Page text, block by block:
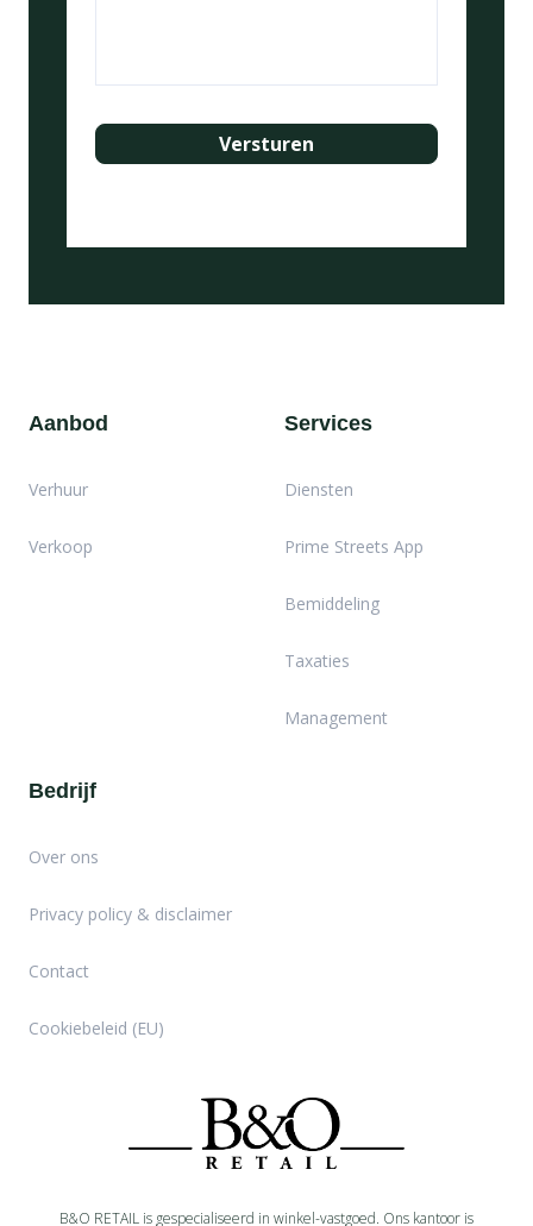
B&O RETAIL is gespecialiseerd in winkel-vastgoed. Ons kantoor is
Aanbod
Verhuur
Verkoop
Services
Diensten
Prime Streets App
Bemiddeling
Taxaties
Management
Bedrijf
Over ons
Privacy policy & disclaimer
Contact
Cookiebeleid (EU)